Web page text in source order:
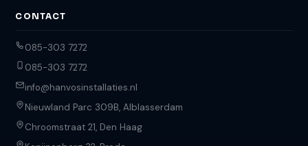
CONTACT
085-303 7272
085-303 7272
info@hanvosinstallaties.nl
Nieuwland Parc 309B, Alblasserdam
Chroomstraat 21, Den Haag